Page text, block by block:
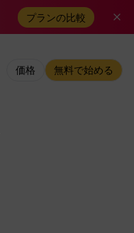
プランの比較
価格 無料で始める